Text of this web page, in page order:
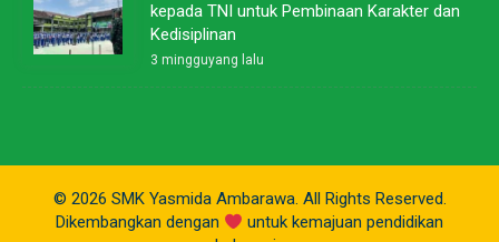
kepada TNI untuk Pembinaan Karakter dan
Kedisiplinan
3 mingguyang lalu
© 2026 SMK Yasmida Ambarawa. All Rights Reserved.
Dikembangkan dengan
untuk kemajuan pendidikan